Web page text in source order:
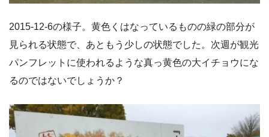
2015-12-6の様子。黄色くはなっているものの緑の部分が
見られる状態で、あともう少しの状態でした。次週が観光
パンフレットに使われるような真っ黄色の大イチョウにな
るのではないでしょうか？